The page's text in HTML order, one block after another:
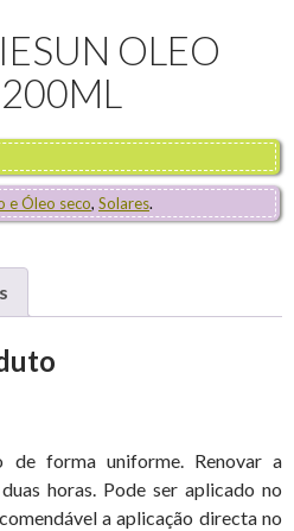
OLEO
e Óleo seco, Solares.
forma uniforme. Renovar a
horas. Pode ser aplicado no
a aplicação directa no